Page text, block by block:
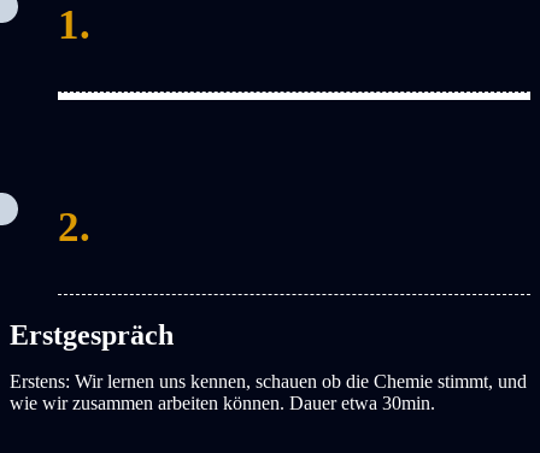
1.
2.
Erstgespräch
Erstens: Wir lernen uns kennen, schauen ob die Chemie stimmt, und
wie wir zusammen arbeiten können. Dauer etwa 30min.